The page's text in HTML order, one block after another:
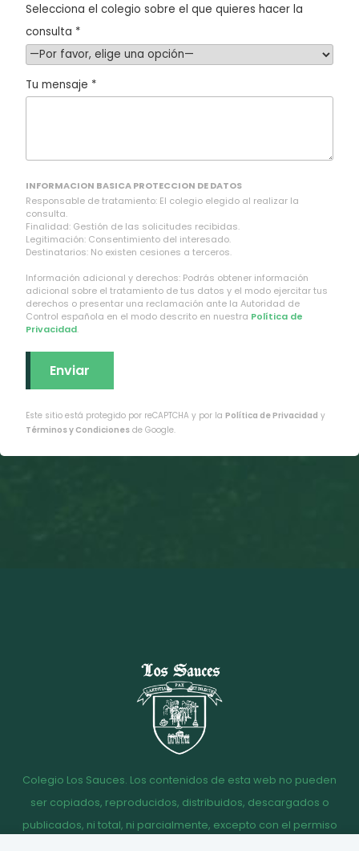
Selecciona el colegio sobre el que quieres hacer la
consulta *
Tu mensaje *
INFORMACION BASICA PROTECCION DE DATOS
Responsable de tratamiento: El colegio elegido al realizar la
consulta.
Finalidad: Gestión de las solicitudes recibidas.
Legitimación: Consentimiento del interesado.
Destinatarios: No existen cesiones a terceros.
Información adicional y derechos: Podrás obtener información
adicional sobre el tratamiento de tus datos y el modo ejercitar tus
derechos o presentar una reclamación ante la Autoridad de
Control española en el modo descrito en nuestra Política de
Privacidad.
Este sitio está protegido por reCAPTCHA y por la Política de Privacidad y
Términos y Condiciones de Google.
Colegio Los Sauces. Los contenidos de esta web no pueden
ser copiados, reproducidos, distribuidos, descargados o
publicados, ni total, ni parcialmente, excepto con el permiso